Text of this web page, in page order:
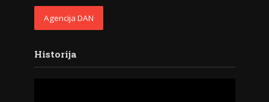
Agencija DAN
Historija